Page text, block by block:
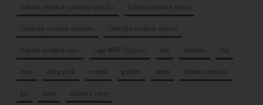
Iubirea vindecă- culoarea untului
Iubirea vindecă- maro
Credința vindecă- albastru
Credința vindecă- vișiniu
Iubirea vindecă- roșu
Logo MNF- Cyclam alb albastru
roz
mov
baby pink mentă galben verde
albastru deschis
gri
coral albastru navy